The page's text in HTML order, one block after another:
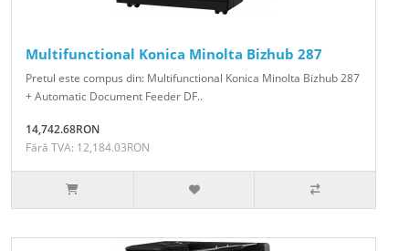
Multifunctional Konica Minolta Bizhub 287
Pretul este compus din: Multifunctional Konica Minolta Bizhub 287
+ Automatic Document Feeder DF..
14,742.68RON
Fără TVA: 12,184.03RON